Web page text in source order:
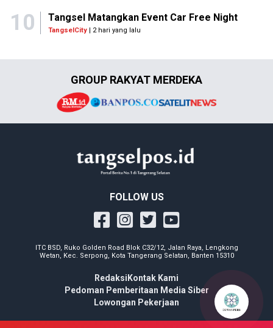
10 Tangsel Matangkan Event Car Free Night
TangselCity | 2 hari yang lalu
GROUP RAKYAT MERDEKA
FOLLOW US
ITC BSD, Ruko Golden Road Blok C32/12, Jalan Raya, Lengkong
Wetan, Kec. Serpong, Kota Tangerang Selatan, Banten 15310
Redaksi Kontak Kami
Pedoman Pemberitaan Media Siber
Lowongan Pekerjaan